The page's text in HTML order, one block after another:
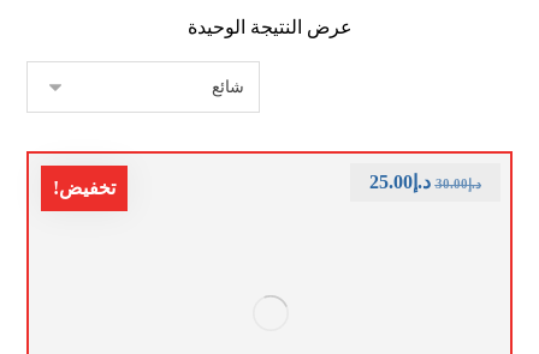
عرض النتيجة الوحيدة
تخفيض! د.إ30.00 د.إ25.00